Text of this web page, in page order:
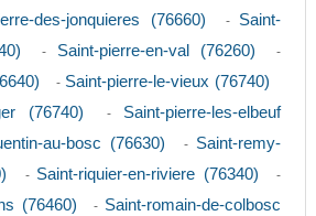
des-jonquieres (76660) - Saint-
- Saint-pierre-en-val (76260) -
- Saint-pierre-le-vieux (76740)
(76740) - Saint-pierre-les-elbeuf
au-bosc (76630) - Saint-remy-
- Saint-riquier-en-riviere (76340) -
(76460) - Saint-romain-de-colbosc